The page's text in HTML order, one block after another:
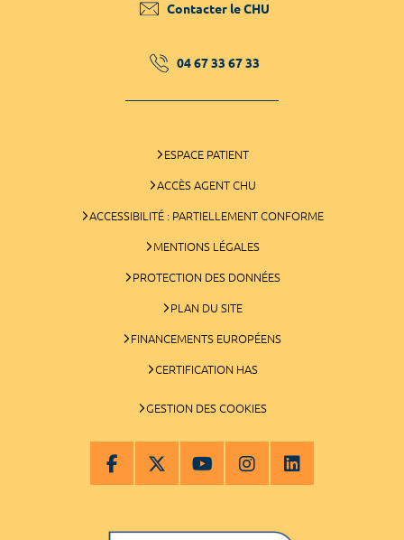
Contacter le CHU
04 67 33 67 33
ESPACE PATIENT
ACCÈS AGENT CHU
ACCESSIBILITÉ : PARTIELLEMENT CONFORME
MENTIONS LÉGALES
PROTECTION DES DONNÉES
PLAN DU SITE
FINANCEMENTS EUROPÉENS
CERTIFICATION HAS
GESTION DES COOKIES